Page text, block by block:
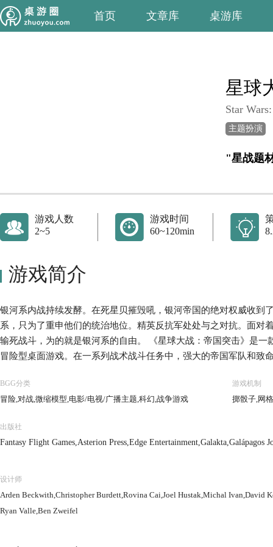
首页 文章库 桌游库
星球
Star
主题扮演
"星战题
游戏人数
2~5
游戏时间
60~120min
游戏简介
银河系内战持续发酵。在死星贝摧毁吼，银河帝国的绝对权威收到
系，只为了重申他们的统治地位。精英反抗军处处与之对抗。面对
输死战斗，为的就是银河系的自由。 《星球大战：帝国突击》是
冒险型桌面游戏。在一系列战术战斗任务中，强大的帝国军队和致
帝国与反抗军之间的对抗进程，直至最高潮的终极决战。 另外，
进行独立的战术任务游戏，大家可以重现星球大战传奇中的史诗场
一个亲自改变遥远未来的银河系命运的机会。
BGG分类
冒险,对战,微缩模型,电影/电视/广播主题,科幻,战争游戏
游戏机制
掷骰子,网
出版社
Fantasy Flight Games,Asterion Press,Edge Entertainment,Galakta,Galápagos
设计师
Arden Beckwith,Christopher Burdett,Rovina Cai,Joel Hustak,Michal Ivan,David
Ryan Valle,Ben Zweifel